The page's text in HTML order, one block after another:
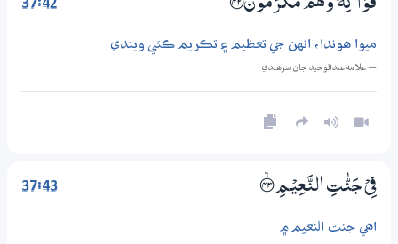
37:42 فَوَاكِهُ ۚ وَهُمْ مُّكْـرَمُوْنَ ؀ۙ42
ميوا هوندا، انهن جي تعظيم ۽ تڪريم ڪئي ويندي
— علامه عبدالوحيد جان سرھندي
37:43 فِيْ جَنّٰتِ النَّعِيْـمِ ؀ۙ43
اهي جنت النعيم ۾